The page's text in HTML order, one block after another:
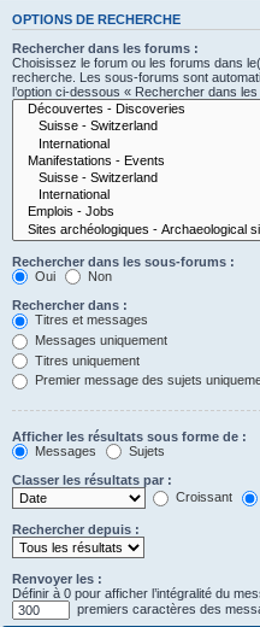
OPTIONS DE RECHERCHE
Rechercher dans les forums :
Choisissez le forum ou les forums dans
recherche. Les sous-forums sont
l’option ci-dessous « Rechercher dans
Rechercher dans les sous-forums :
Oui
Non
Rechercher dans :
Titres et messages
Messages uniquement
Titres uniquement
Premier message des sujets
Afficher les résultats sous forme de :
Messages
Sujets
Classer les résultats par :
Croissant
Rechercher depuis :
Renvoyer les :
Définir à 0 pour afficher l’intégralité du
premiers caractères des